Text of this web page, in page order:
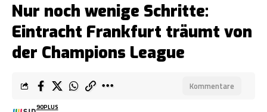
Nur noch wenige Schritte:
Eintracht Frankfurt träumt von
der Champions League
90PLUS
Kommentare